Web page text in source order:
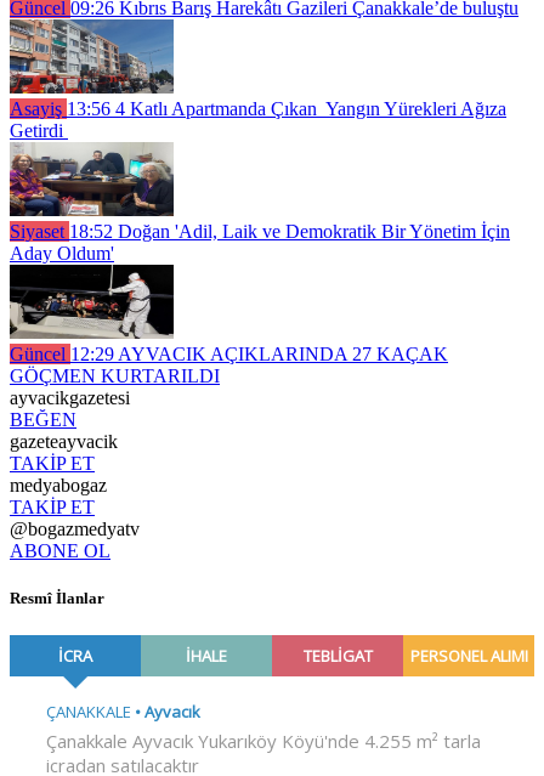
Güncel 09:26 Kıbrıs Barış Harekâtı Gazileri Çanakkale’de buluştu
Asayiş 13:56 4 Katlı Apartmanda Çıkan Yangın Yürekleri Ağıza
Getirdi
Siyaset 18:52 Doğan 'Adil, Laik ve Demokratik Bir Yönetim İçin
Aday Oldum'
Güncel 12:29 AYVACIK AÇIKLARINDA 27 KAÇAK
GÖÇMEN KURTARILDI
ayvacikgazetesi
BEĞEN
gazeteayvacik
TAKİP ET
medyabogaz
TAKİP ET
@bogazmedyatv
ABONE OL
Resmî İlanlar